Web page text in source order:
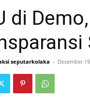
di
seputarkolaka - Desember